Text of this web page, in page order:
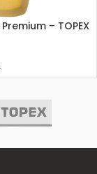
– TOPEX